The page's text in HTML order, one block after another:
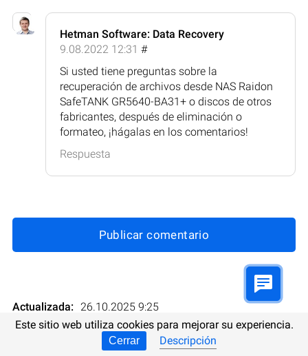
Hetman Software: Data Recovery
9.08.2022 12:31 #
Si usted tiene preguntas sobre la
recuperación de archivos desde NAS Raidon
SafeTANK GR5640-BA31+ o discos de otros
fabricantes, después de eliminación o
formateo, ¡hágalas en los comentarios!
Respuesta
Publicar comentario
Actualizada: 26.10.2025 9:25
Clasificación:
Este sitio web utiliza cookies para mejorar su experiencia.
Cerrar Descripción